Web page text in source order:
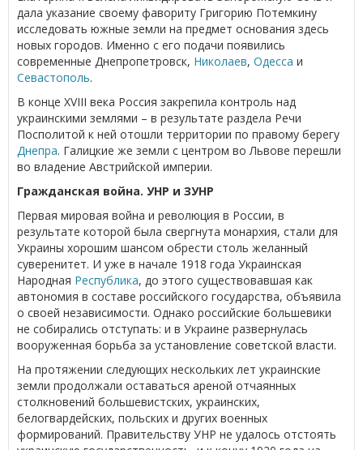
дала указание своему фавориту Григорию Потемкину
исследовать южные земли на предмет основания здесь
новых городов. Именно с его подачи появились
современные Днепропетровск, Николаев, Одесса и
Севастополь.
В конце XVIII века Россия закрепила контроль над
украинскими землями – в результате раздела Речи
Посполитой к ней отошли территории по правому берегу
Днепра. Галицкие же земли с центром во Львове перешли
во владение Австрийской империи.
Гражданская война. УНР и ЗУНР
Первая мировая война и революция в России, в
результате которой была свергнута монархия, стали для
Украины хорошим шансом обрести столь желанный
суверенитет. И уже в начале 1918 года Украинская
Народная Республика, до этого существовавшая как
автономия в составе российского государства, объявила
о своей независимости. Однако российские большевики
не собирались отступать: и в Украине развернулась
вооруженная борьба за установление советской власти.
На протяжении следующих нескольких лет украинские
земли продолжали оставаться ареной отчаянных
столкновений большевистских, украинских,
белогвардейских, польских и других военных
формирований. Правительству УНР не удалось отстоять